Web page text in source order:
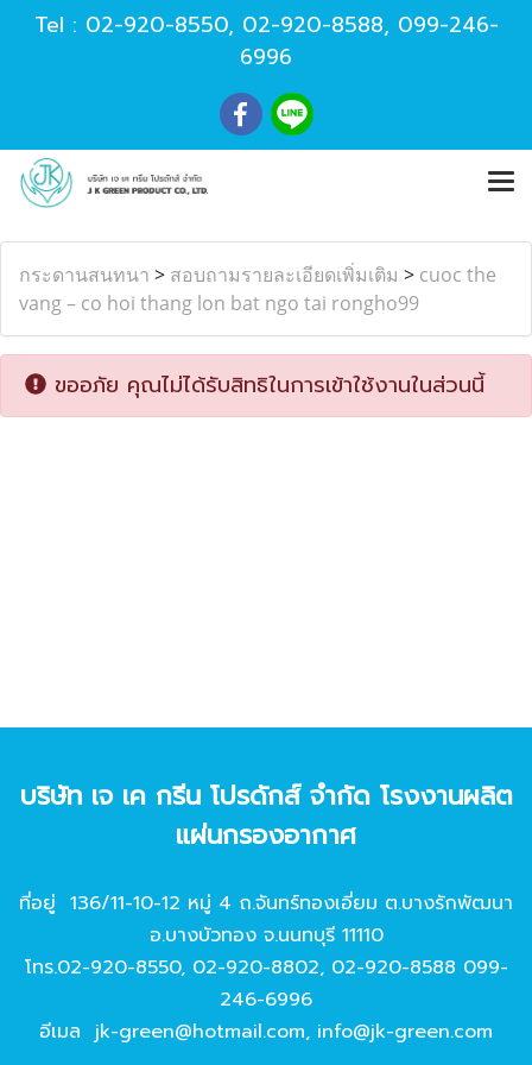
Tel : 02-920-8550, 02-920-8588, 099-246-
6996
กระดานสนทนา > สอบถามรายละเอียดเพิ่มเติม > cuoc the
vang – co hoi thang lon bat ngo tai rongho99
ขออภัย คุณไม่ได้รับสิทธิในการเข้าใช้งานในส่วนนี้
บริษัท เจ เค กรีน โปรดักส์ จํากัด โรงงานผลิต
แผ่นกรองอากาศ
ที่อยู่ 136/11-10-12 หมู่ 4 ถ.จันทร์ทองเอี่ยม ต.บางรักพัฒนา
อ.บางบัวทอง จ.นนทบุรี 11110
โทร.02-920-8550, 02-920-8802, 02-920-8588 099-
246-6996
อีเมล jk-green@hotmail.com, info@jk-green.com